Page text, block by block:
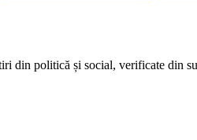
din politică și social, verificate din